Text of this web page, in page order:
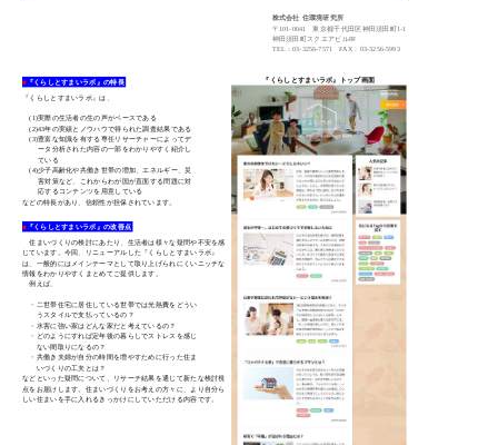
株式会社 住環境研究所
〒101-0041 東京都千代田区神田須田町1-1
神田須田町スクエアビル8F
TEL：03-3256-7571 FAX：03-3256-5993
『くらしとすまいラボ』トップ画面
■『くらしとすまいラボ』の特長
『くらしとすまいラボ』は、
(1)実際の生活者の生の声がベースである
(2)43年の実績とノウハウで得られた調査結果である
(3)豊富な知識を有する専任リサーチャーによってデ
ータ分析された内容の一部をわかりやすく紹介し
ている
(4)少子高齢化や共働き世帯の増加、エネルギー、災
害対策など、これからわが国が直面する問題に対
応するコンテンツを用意している
などの特長があり、信頼性が担保されています。
■『くらしとすまいラボ』の改善点
住まいづくりの検討にあたり、生活者は様々な疑問や不安を感
じています。今回、リニューアルした『くらしとすまいラボ』
は、一般的にはメインテーマとして取り上げられにくいニッチな
情報をわかりやすくまとめてご提供します。
例えば、
・ 二世帯住宅に居住している世帯では光熱費をどうい
うスタイルで支払っているの？
・ 水害に強い家はどんな家だと考えているの？
・ どのようにすれば定年後の暮らしでストレスを感じ
ない間取りになるの？
・ 共働き夫婦が自分の時間を増やすために行った住ま
いづくりの工夫とは？
などといった疑問について、リサーチ結果を通じて新たな検討視
点をお届けします。住まいづくりをお考えの方々に、より自分ら
しい住まいを手に入れるきっかけにしていただける内容です。